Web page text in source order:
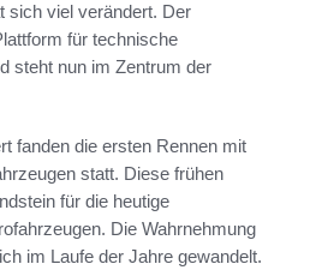
sich viel verändert. Der
für technische
steht nun im Zentrum der
fanden die ersten Rennen mit
statt. Diese frühen
für die heutige
Die Wahrnehmung
im Laufe der Jahre gewandelt.